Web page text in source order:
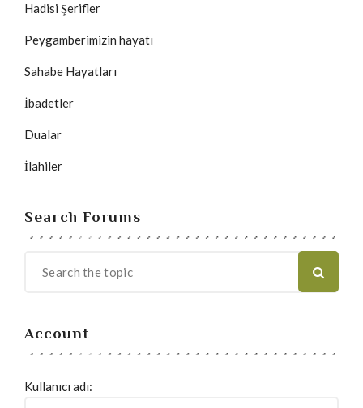
Hadisi Şerifler
Peygamberimizin hayatı
Sahabe Hayatları
İbadetler
Dualar
İlahiler
Search Forums
Account
Kullanıcı adı: